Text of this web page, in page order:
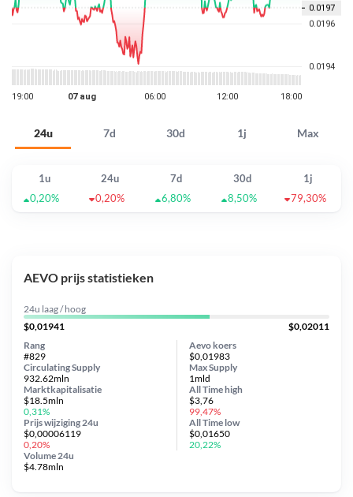
24u 7d 30d 1j Max
1u 24u 7d 30d
1j
0,20%
0,20% 6,80% 8,50% 79,30%
AEVO prijs statistieken
24u laag / hoog
$0,01941
$0,02011
Aevo koers
$0,01983
Circulating Supply
932.62mln
Prijs wijziging 24u
$0,00006119
0,20%
Max Supply
1mld
Marktkapitalisatie
$18.5mln
0,31%
Volume 24u
$4.78mln
Rang
#829
All Timehigh
$3,76
99,47%
All Time low
$0,01650
20,22%